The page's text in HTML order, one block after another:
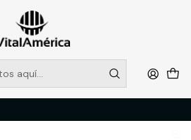
RETIROS EN TIENDA, DESDE
2237
Leer más
INDUSTRIAL
TRABAJO EN ALTURA
CINTA TUBULAR KL-9800 KBEEN